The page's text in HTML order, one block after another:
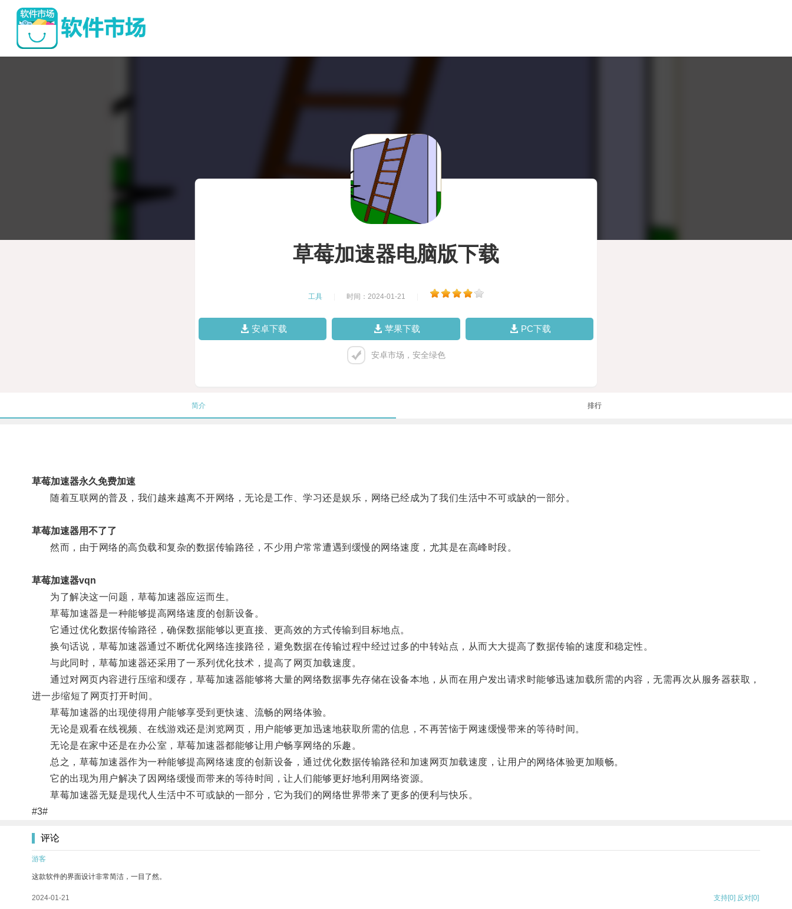
草莓加速器电脑版下载
工具 时间：2024-01-21
安卓下载 苹果下载 PC下载
安卓市场，安全绿色
简介 排行
草莓加速器永久免费加速
随着互联网的普及，我们越来越离不开网络，无论是工作、学习还是娱乐，网络已经成为了我们生活中不可或缺的一部分。
草莓加速器用不了了
然而，由于网络的高负载和复杂的数据传输路径，不少用户常常遭遇到缓慢的网络速度，尤其是在高峰时段。
草莓加速器vqn
为了解决这一问题，草莓加速器应运而生。
草莓加速器是一种能够提高网络速度的创新设备。
它通过优化数据传输路径，确保数据能够以更直接、更高效的方式传输到目标地点。
换句话说，草莓加速器通过不断优化网络连接路径，避免数据在传输过程中经过过多的中转站点，从而大大提高了数据传输的速度和稳定性。
与此同时，草莓加速器还采用了一系列优化技术，提高了网页加载速度。
通过对网页内容进行压缩和缓存，草莓加速器能够将大量的网络数据事先存储在设备本地，从而在用户发出请求时能够迅速加载所需的内容，无需再次从服务器获取，
进一步缩短了网页打开时间。
草莓加速器的出现使得用户能够享受到更快速、流畅的网络体验。
无论是观看在线视频、在线游戏还是浏览网页，用户能够更加迅速地获取所需的信息，不再苦恼于网速缓慢带来的等待时间。
无论是在家中还是在办公室，草莓加速器都能够让用户畅享网络的乐趣。
总之，草莓加速器作为一种能够提高网络速度的创新设备，通过优化数据传输路径和加速网页加载速度，让用户的网络体验更加顺畅。
它的出现为用户解决了因网络缓慢而带来的等待时间，让人们能够更好地利用网络资源。
草莓加速器无疑是现代人生活中不可或缺的一部分，它为我们的网络世界带来了更多的便利与快乐。
#3#
评论
游客
这款软件的界面设计非常简洁，一目了然。
2024-01-21 支持[0] 反对[0]